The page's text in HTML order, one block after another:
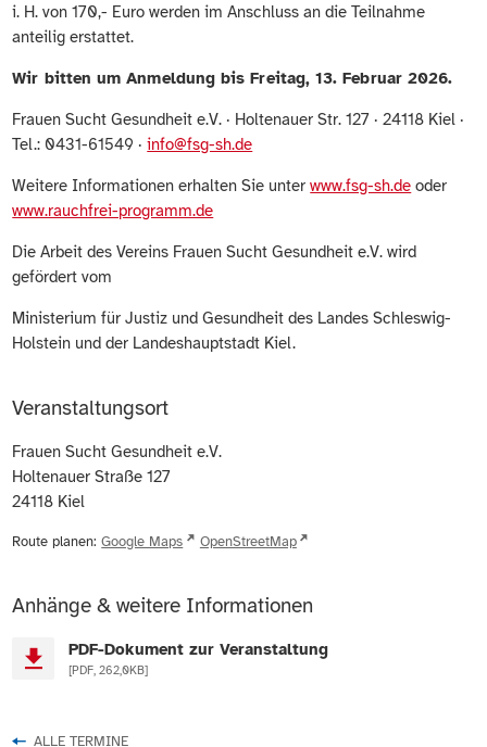
i. H. von 170,- Euro werden im Anschluss an die Teilnahme
anteilig erstattet.
Wir bitten um Anmeldung bis Freitag, 13. Februar 2026.
Frauen Sucht Gesundheit e.V. · Holtenauer Str. 127 · 24118 Kiel ·
Tel.: 0431-61549 ·info@fsg-sh.de
Weitere Informationen erhalten Sie unterwww.fsg-sh.de oder
www.rauchfrei-programm.de
Die Arbeit des Vereins Frauen Sucht Gesundheit e.V. wird
gefördert vom
Ministerium für Justiz und Gesundheit des Landes Schleswig-
Holstein und der Landeshauptstadt Kiel.
Veranstaltungsort
Frauen Sucht Gesundheit e.V.
Holtenauer Straße 127
24118 Kiel
Route planen: Google Maps OpenStreetMap
Anhänge & weitere Informationen
PDF-Dokument zur Veranstaltung
[PDF, 262,0KB]
ALLE TERMINE